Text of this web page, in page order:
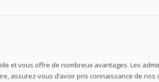
et vous offre de nombreux avantages. Les
assurez-vous d’avoir pris connaissance de nos